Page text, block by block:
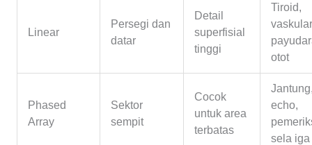
Linear
Persegi dan
datar
Detail
superfisial
tinggi
Tiroid,
otot
Phased
Array
Sektor
sempit
Cocok
untuk area
terbatas
echo,
sela iga